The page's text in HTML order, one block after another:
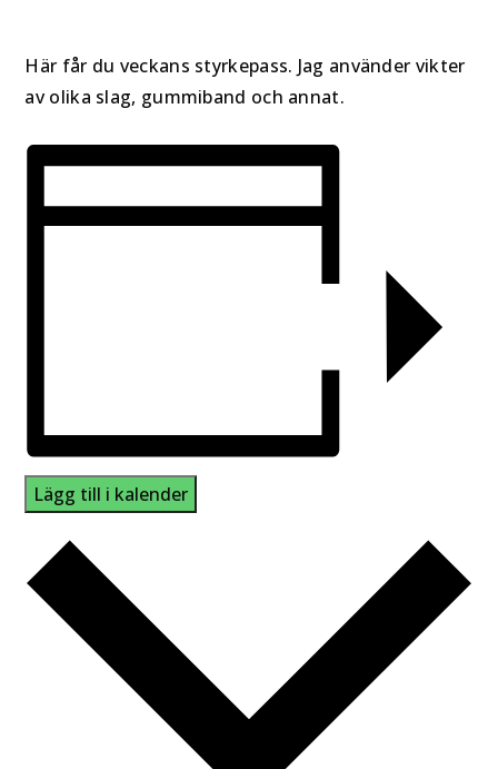
Här får du veckans styrkepass. Jag använder vikter
av olika slag, gummiband och annat.
Lägg till i kalender